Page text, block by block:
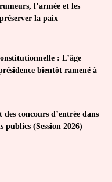
l’armée et les
la paix
: L’âge
bientôt ramené à
concours d’entrée dans
publics (Session 2026)